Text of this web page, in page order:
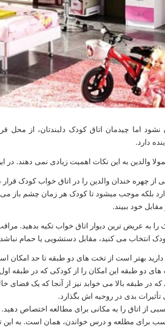
نشود اما چیدمان اتاق کودک دلبندتان، از محل
دارد.
به این نکات اهمیت زیادی نمی دهند. در این مطلب به 6 نکته مهم برای چیدمان اتاق
چهره خندان والدین را در اتاق خواب کودک قرار
بلکه موجب میشود تا کودک هر زمان چشم باز می
خود ببیند.
به عریض ترین دیوار اتاق خواب تکیه بدهید.
انتخاب می کنید، مقابل دستشویی یا حمام نباشد
دارید بهتر است از تخت های دو طبقه تا حد امکان
های دو طبقه این امکان را از کودکی که در طبقه
در طبقه بالا می خوابد نیز از آنجا که یک
تأثیرات بدی در روحیه اش بگذارد.
از اتاق را به مکانی برای مطالعه اختصاص
برای مطلعه و درس خواندن، همان است. به این